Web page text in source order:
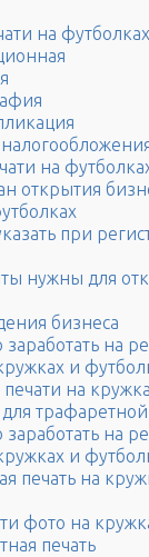
на футболках
на
открытия
при
нужны для
бизнеса
на
и
на
трафаретной
на
и
печать на
фото на
печать